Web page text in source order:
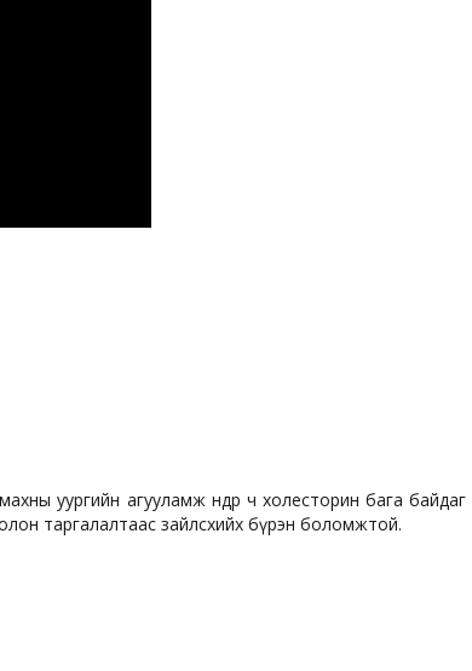
уургийн агууламж өндөр ч холесторин бага байдаг
таргалалтаас зайлсхийх бүрэн боломжтой.